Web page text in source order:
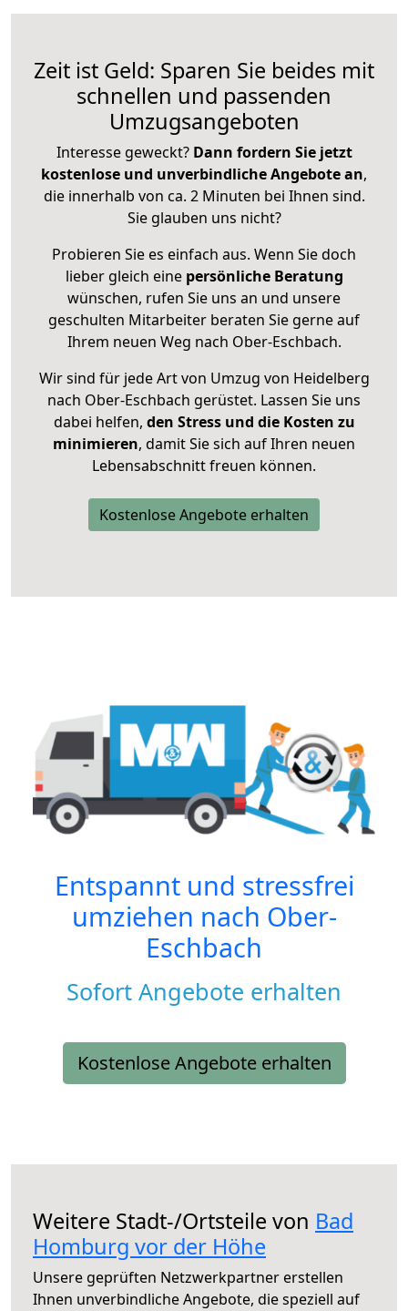
Zeit ist Geld: Sparen Sie beides mit
schnellen und passenden
Umzugsangeboten
Interesse geweckt? Dann fordern Sie jetzt
kostenlose und unverbindliche Angebote an,
die innerhalb von ca. 2 Minuten bei Ihnen sind.
Sie glauben uns nicht?
Probieren Sie es einfach aus. Wenn Sie doch
lieber gleich eine persönliche Beratung
wünschen, rufen Sie uns an und unsere
geschulten Mitarbeiter beraten Sie gerne auf
Ihrem neuen Weg nach Ober-Eschbach.
Wir sind für jede Art von Umzug von Heidelberg
nach Ober-Eschbach gerüstet. Lassen Sie uns
dabei helfen, den Stress und die Kosten zu
minimieren, damit Sie sich auf Ihren neuen
Lebensabschnitt freuen können.
Kostenlose Angebote erhalten
Entspannt und stressfrei
umziehen nach Ober-
Eschbach
Sofort Angebote erhalten
Kostenlose Angebote erhalten
Weitere Stadt-/Ortsteile von Bad
Homburg vor der Höhe
Unsere geprüften Netzwerkpartner erstellen
Ihnen unverbindliche Angebote, die speziell auf